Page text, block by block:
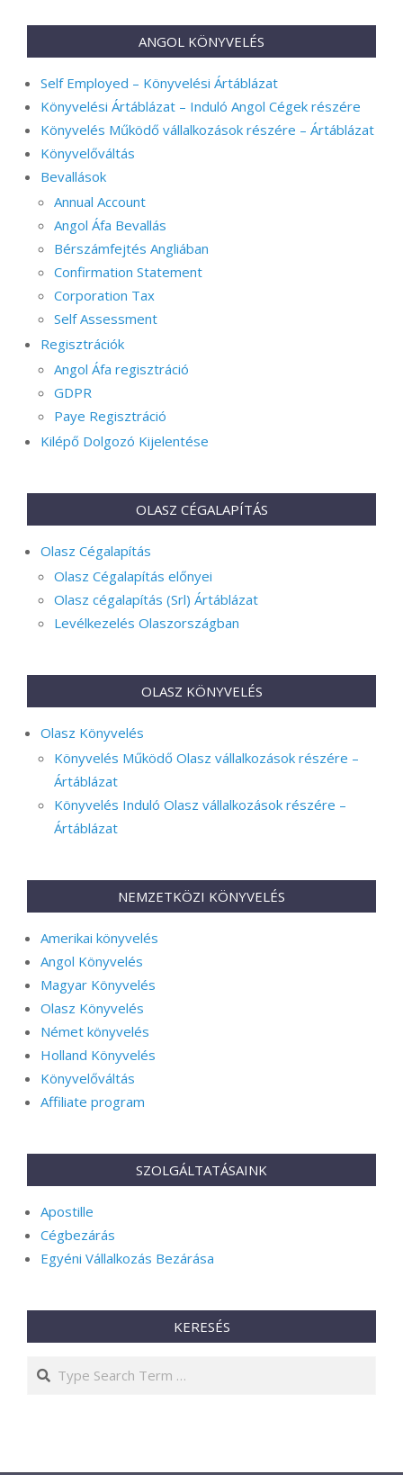
ANGOL KÖNYVELÉS
Self Employed – Könyvelési Ártáblázat
Könyvelési Ártáblázat – Induló Angol Cégek részére
Könyvelés Működő vállalkozások részére – Ártáblázat
Könyvelőváltás
Bevallások
Annual Account
Angol Áfa Bevallás
Bérszámfejtés Angliában
Confirmation Statement
Corporation Tax
Self Assessment
Regisztrációk
Angol Áfa regisztráció
GDPR
Paye Regisztráció
Kilépő Dolgozó Kijelentése
OLASZ CÉGALAPÍTÁS
Olasz Cégalapítás
Olasz Cégalapítás előnyei
Olasz cégalapítás (Srl) Ártáblázat
Levélkezelés Olaszországban
OLASZ KÖNYVELÉS
Olasz Könyvelés
Könyvelés Működő Olasz vállalkozások részére –
Ártáblázat
Könyvelés Induló Olasz vállalkozások részére –
Ártáblázat
NEMZETKÖZI KÖNYVELÉS
Amerikai könyvelés
Angol Könyvelés
Magyar Könyvelés
Olasz Könyvelés
Német könyvelés
Holland Könyvelés
Könyvelőváltás
Affiliate program
SZOLGÁLTATÁSAINK
Apostille
Cégbezárás
Egyéni Vállalkozás Bezárása
KERESÉS
Search